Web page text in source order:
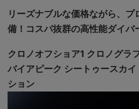
リーズナブルな価格ながら、プ
備！コスパ抜群の高性能ダイバ
クロノオフショア1 クロノグラ
バイアピーク シートゥースカイ
ション